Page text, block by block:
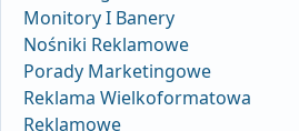
Monitory I Banery
Nośniki Reklamowe
Porady Marketingowe
Reklama Wielkoformatowa
Reklamowe